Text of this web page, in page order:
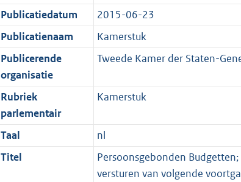
Publicatiedatum
2015-06-23
Publicatienaam
Kamerstuk
Publicerende
organisatie
Tweede Kamer der Staten-
Rubriek
parlementair
Kamerstuk
Taal
nl
Titel
Persoonsgebonden
versturen van volgende